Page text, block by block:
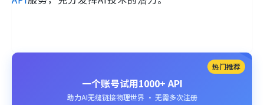
热门推荐
一个账号试用1000+ API
助力AI无缝链接物理世界 · 无需多次注册